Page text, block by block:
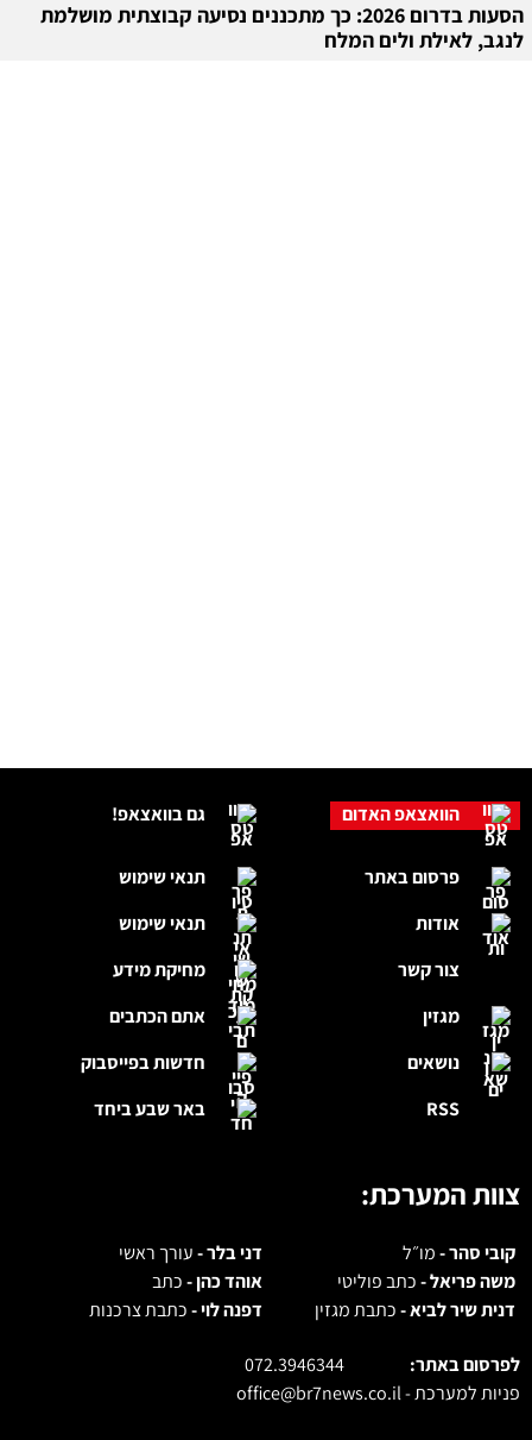
הסעות בדרום 2026: כך מתכננים נסיעה קבוצתית מושלמת
לנגב, לאילת ולים המלח
גם בוואצאפ!
תנאי שימוש
תנאי שימוש
מחיקת מידע
אתם הכתבים
חדשות בפייסבוק
באר שבע ביחד
הוואצאפ האדום
פרסום באתר
אודות
צור קשר
מגזין
נושאים
RSS
צוות המערכת:
קובי סהר -מו״ל דני בלר -עורך ראשי
משה פריאל -כתב פוליטי אוהד כהן -כתב
דנית שיר לביא -כתבת מגזין דפנה לוי -כתבת צרכנות
לפרסום באתר:
072.3946344
פניות למערכת -office@br7news.co.il